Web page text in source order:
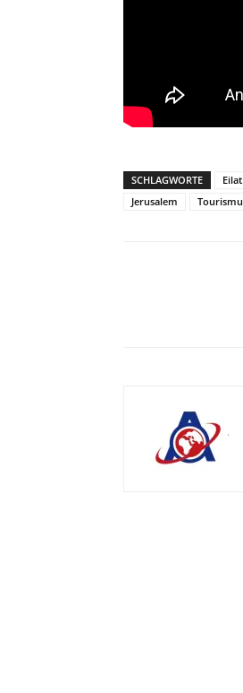
SCHLAGWORTE Eilat
Jerusalem